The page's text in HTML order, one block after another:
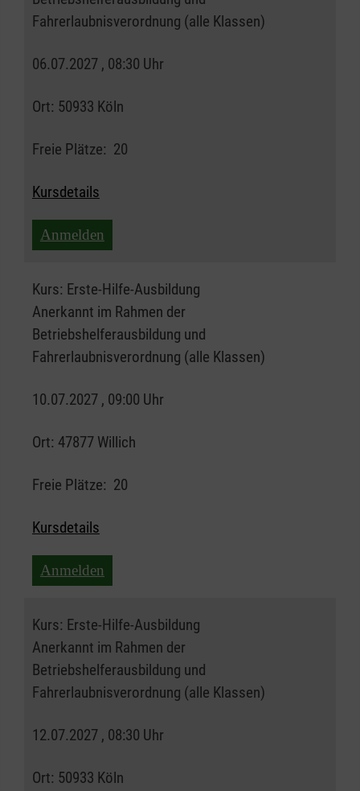
Fahrerlaubnisverordnung (alle Klassen)
06.07.2027 , 08:30 Uhr
Ort: 50933 Köln
Freie Plätze: 20
Kursdetails
Anmelden
Kurs: Erste-Hilfe-Ausbildung
Anerkannt im Rahmen der
Betriebshelferausbildung und
Fahrerlaubnisverordnung (alle Klassen)
10.07.2027 , 09:00 Uhr
Ort: 47877 Willich
Freie Plätze: 20
Kursdetails
Anmelden
Kurs: Erste-Hilfe-Ausbildung
Anerkannt im Rahmen der
Betriebshelferausbildung und
Fahrerlaubnisverordnung (alle Klassen)
12.07.2027 , 08:30 Uhr
Ort: 50933 Köln